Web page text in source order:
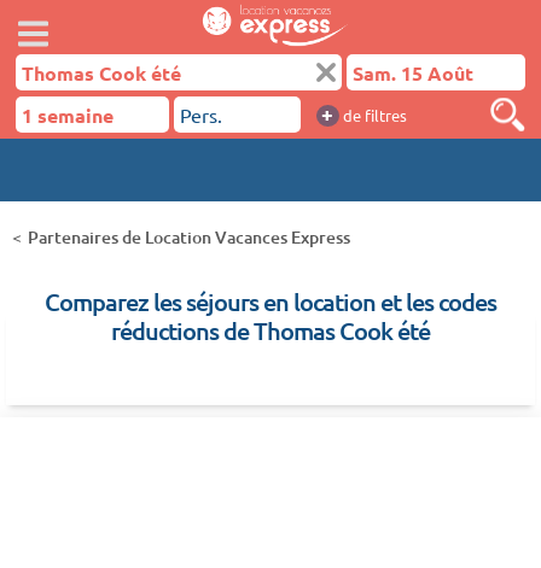
+ de filtres
Partenaires de Location Vacances Express
Comparez les séjours en location et les codes
réductions de Thomas Cook été